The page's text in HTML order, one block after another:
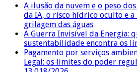
A ilusão da nuvem e o peso
da IA, o risco hídrico oculto e
grilagem das águas
A Guerra Invisível da Energia:
sustentabilidade encontra os
Pagamento por serviços
Legal: os limites do poder